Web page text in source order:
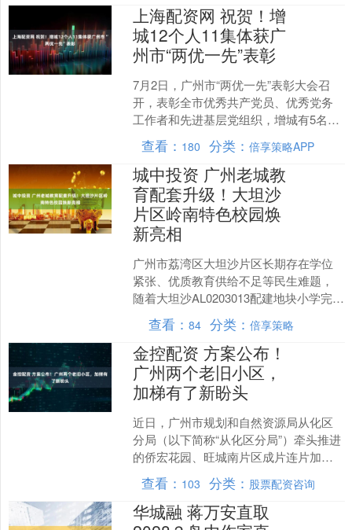
上海配资网 祝贺！增
城12个人11集体获广
州市“两优一先”表彰
7月2日，广州市“两优一先”表彰大会召
开，表彰全市优秀共产党员、优秀党务
工作者和先进基层党组织，增城有5名广
州市优秀共产党员、7名广州市优秀党务
工作者、11个广....
查看： 180 分类：倍享策略APP
城中投资 广州老城教
育配套升级！大坦沙
片区岭南特色校园焕
新亮相
广州市荔湾区大坦沙片区长期存在学位
紧张、优质教育供给不足等民生难题，
随着大坦沙AL0203013配建地块小学完成
规划报建并已部分完成建设，不久的未
来将全面建成并....
查看：84 分类：倍享策略
金控配资 方案公布！
广州两个老旧小区，
加梯有了新盼头
近日，广州市规划和自然资源局从化区
分局（以下简称“从化区分局”）牵头推进
的侨宏花园、旺城南片区成片连片加装
电梯项目，顺利完成设计方案公布，更
多居民离“一键上下楼....
查看： 103 分类： 股票配资咨询
华城融 蒋万安直取